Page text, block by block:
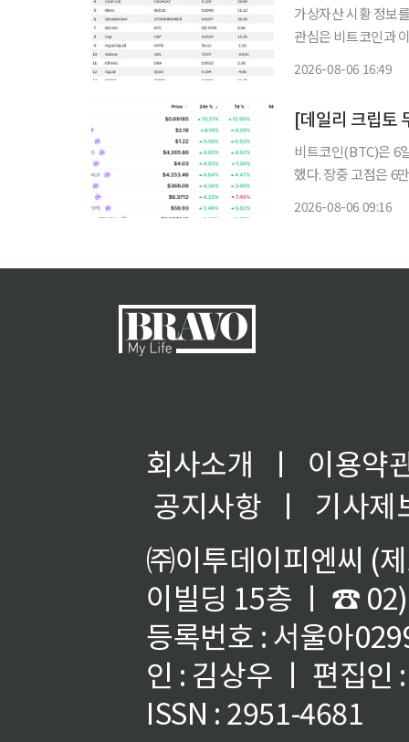
가상자산 시황 정보
관심은 비트코인과
2026-08-06 16:49
비트코인(BTC)은 6
했다. 장중 고점은 6
2026-08-06 09:16
회사소개 ㅣ
이용약
공지사항
ㅣ
기사제
㈜이투데이피엔씨 (
이빌딩 15층 ㅣ ☎
등록번호 : 서울아
인 : 김상우 ㅣ 편집인
ISSN : 2951-4681